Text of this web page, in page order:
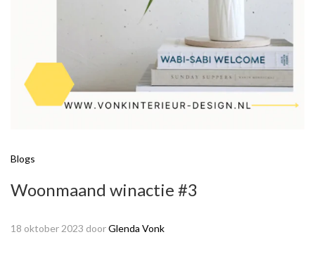
Blogs
Woonmaand winactie #3
18 oktober 2023 doorGlenda Vonk